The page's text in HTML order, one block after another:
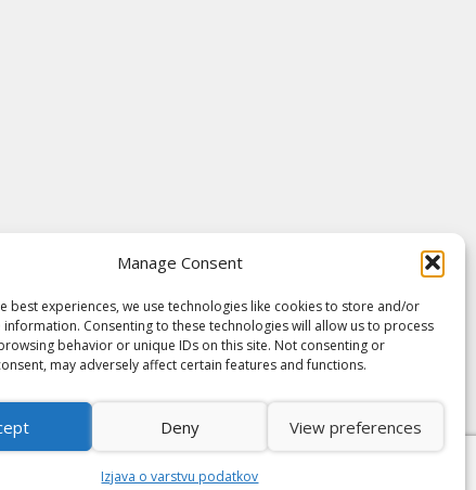
Manage Consent
best experiences, we use technologies like cookies to store and/or
information. Consenting to these technologies will allow us to process
behavior or unique IDs on this site. Not consenting or
may adversely affect certain features and functions.
Deny View preferences
Izjava o varstvu podatkov